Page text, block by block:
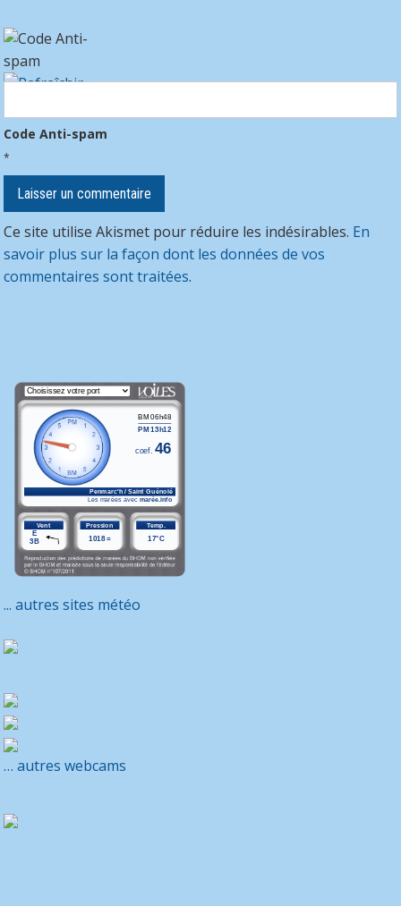
Code Anti-spam
*
Ce site utilise Akismet pour réduire les indésirables. En
savoir plus sur la façon dont les données de vos
commentaires sont traitées.
... autres sites météo
… autres webcams